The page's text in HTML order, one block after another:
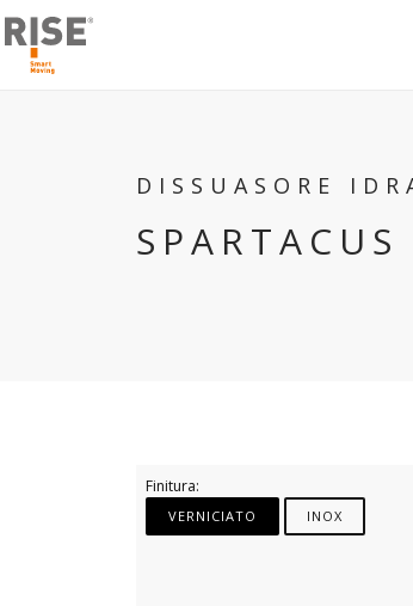
DISSUASORE
Finitura:
VERNICIATO INOX